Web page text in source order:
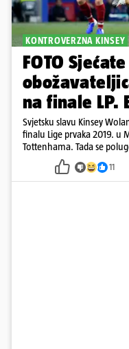
KONTROVERZNA KINSEY
FOTO
na finale LP.
Svjetsku slavu Kinsey
finalu Lige prvaka 2019. u
Tottenhama. Tada se
ju je lovila po travnjaku, a
11